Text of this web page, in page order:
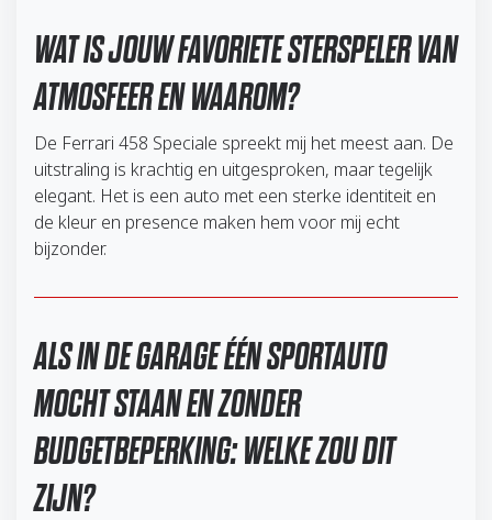
WAT IS JOUW FAVORIETE STERSPELER VAN
ATMOSFEER EN WAAROM?
De Ferrari 458 Speciale spreekt mij het meest aan. De
uitstraling is krachtig en uitgesproken, maar tegelijk
elegant. Het is een auto met een sterke identiteit en
de kleur en presence maken hem voor mij echt
bijzonder.
ALS IN DE GARAGE ÉÉN SPORTAUTO
MOCHT STAAN EN ZONDER
BUDGETBEPERKING: WELKE ZOU DIT
ZIJN?